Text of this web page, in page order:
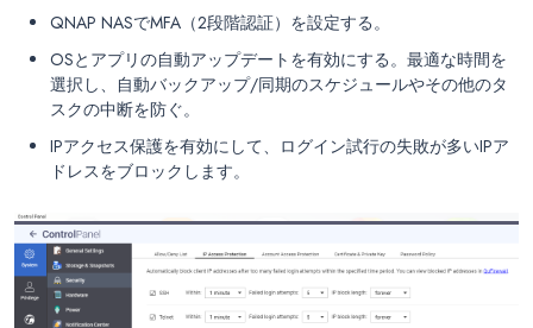
QNAP NASでMFA（2段階認証）を設定する。
OSとアプリの自動アップデートを有効にする。最適な時間を
選択し、自動バックアップ/同期のスケジュールやその他のタ
スクの中断を防ぐ。
IPアクセス保護を有効にして、ログイン試行の失敗が多いIPア
ドレスをブロックします。